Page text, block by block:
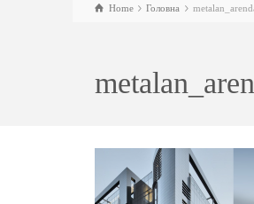
Home Головна